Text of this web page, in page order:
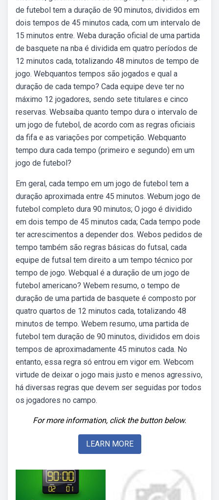
de futebol tem a duração de 90 minutos, divididos em
dois tempos de 45 minutos cada, com um intervalo de
15 minutos entre. Weba duração oficial de uma partida
de basquete na nba é dividida em quatro períodos de
12 minutos cada, totalizando 48 minutos de tempo de
jogo. Webquantos tempos são jogados e qual a
duração de cada tempo? Cada equipe deve ter no
máximo 12 jogadores, sendo sete titulares e cinco
reservas. Websaiba quanto tempo dura o intervalo de
um jogo de futebol, de acordo com as regras oficiais
da fifa e as variações por competição. Webquanto
tempo dura cada tempo (primeiro e segundo) em um
jogo de futebol?
Em geral, cada tempo em um jogo de futebol tem a
duração aproximada entre 45 minutos. Webum jogo de
futebol completo dura 90 minutos; O jogo é dividido
em dois tempo de 45 minutos cada; Cada tempo pode
ter acrescimentos a depender dos. Webos pedidos de
tempo também são regras básicas do futsal, cada
equipe de futsal tem direito a um tempo técnico por
tempo de jogo. Webqual é a duração de um jogo de
futebol americano? Webem resumo, o tempo de
duração de uma partida de basquete é composto por
quatro quartos de 12 minutos cada, totalizando 48
minutos de tempo. Webem resumo, uma partida de
futebol tem duração de 90 minutos, divididos em dois
tempos de aproximadamente 45 minutos cada. No
entanto, essa regra só entrou em vigor em. Webcom
virtude de deixar o jogo mais justo e menos agressivo,
há diversas regras que devem ser seguidas por todos
os jogadores no campo.
For more information, click the button below.
LEARN MORE